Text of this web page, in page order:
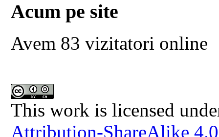
Acum pe site
Avem 83 vizitatori online
This work is licensed
Attribution-ShareAlike